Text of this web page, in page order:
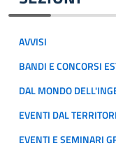
AVVISI
BANDI E CONCORSI
DAL MONDO
EVENTI DAL
EVENTI E SEMINARI